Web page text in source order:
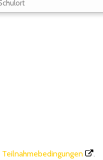
Teilnahmebedingungen .